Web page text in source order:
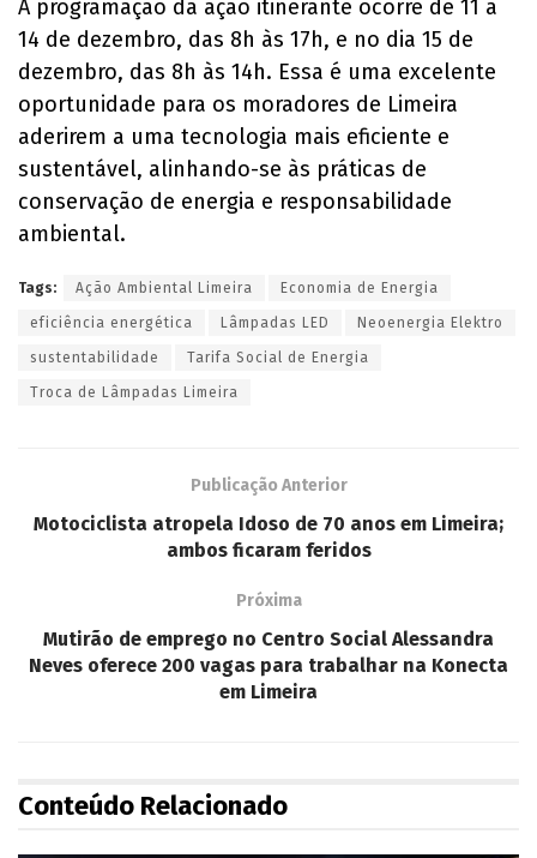
A programação da ação itinerante ocorre de 11 a
14 de dezembro, das 8h às 17h, e no dia 15 de
dezembro, das 8h às 14h. Essa é uma excelente
oportunidade para os moradores de Limeira
aderirem a uma tecnologia mais eficiente e
sustentável, alinhando-se às práticas de
conservação de energia e responsabilidade
ambiental.
Tags: Ação Ambiental Limeira Economia de Energia
eficiência energética Lâmpadas LED Neoenergia Elektro
sustentabilidade Tarifa Social de Energia
Troca de Lâmpadas Limeira
Publicação Anterior
Motociclista atropela Idoso de 70 anos em Limeira;
ambos ficaram feridos
Próxima
Mutirão de emprego no Centro Social Alessandra
Neves oferece 200 vagas para trabalhar na Konecta
em Limeira
Conteúdo Relacionado